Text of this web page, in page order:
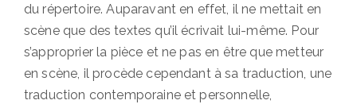
du répertoire. Auparavant en effet, il ne mettait en
scène que des textes qu’il écrivait lui-même. Pour
s’approprier la pièce et ne pas en être que metteur
en scène, il procède cependant à sa traduction, une
traduction contemporaine et personnelle,